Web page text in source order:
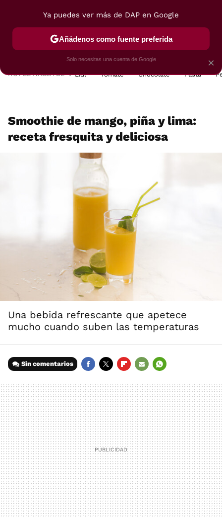
POSTRES VIAJES SELECCIÓN VEGUI
HOY SE HABLA DE Lidl Tomate Chocolate Pasta
Smoothie de mango, piña y lima:
receta fresquita y deliciosa
Una bebida refrescante que apetece
mucho cuando suben las temperaturas
Sin comentarios
MAIL
×
Ya puedes ver más de DAP en Google
Añádenos como fuente preferida
Solo necesitas una cuenta de Google